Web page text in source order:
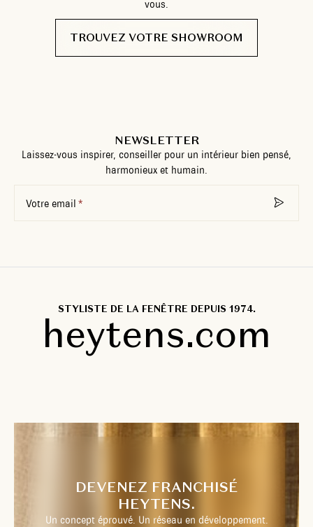
vous.
TROUVEZ VOTRE SHOWROOM
NEWSLETTER
Laissez-vous inspirer, conseiller pour un intérieur bien pensé,
harmonieux et humain.
Votre email
STYLISTE DE LA FENÊTRE DEPUIS 1974.
heytens.com
DEVENEZ FRANCHISÉ
HEYTENS.
Un concept éprouvé. Un réseau en développement.